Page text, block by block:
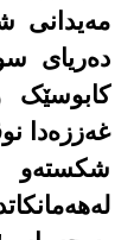
مەیدانی
دەریای
کابوسێک
غەززەدا
شکستەو